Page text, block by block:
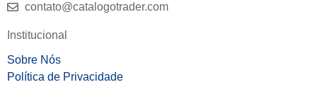
contato@catalogotrader.com
Institucional
Sobre Nós
Política de Privacidade